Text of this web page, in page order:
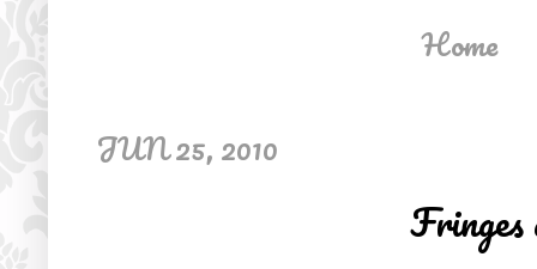
Home
JUN 25, 2010
Fringes